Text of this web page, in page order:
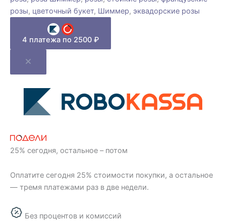
розы, цветочный букет, Шиммер, эквадорские розы
4 платежа по 2500 ₽
25% сегодня, остальное – потом
Оплатите сегодня 25% стоимости покупки, а остальное
— тремя платежами раз в две недели.
Без процентов и комиссий